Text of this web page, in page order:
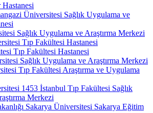
Üniversitesi Sağlık Uygulama ve
Sağlık Uygulama ve Araştırma Merkezi
Tıp Fakültesi Hastanesi
Tıp Fakültesi Hastanesi
Sağlık Uygulama ve Araştırma Merkezi
Tıp Fakültesi Araştırma ve Uygulama
1453 İstanbul Tıp Fakültesi Sağlık
Merkezi
Sakarya Üniversitesi Sakarya Eğitim